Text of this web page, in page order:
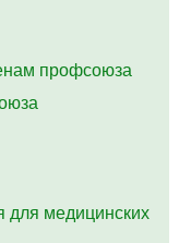
профсоюза
для медицинских